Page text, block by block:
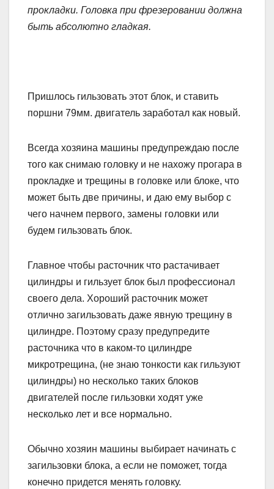
прокладки. Головка при фрезеровании должна
быть абсолютно гладкая.
Пришлось гильзовать этот блок, и ставить
поршни 79мм. двигатель заработал как новый.
Всегда хозяина машины предупреждаю после
того как снимаю головку и не нахожу прогара в
прокладке и трещины в головке или блоке, что
может быть две причины, и даю ему выбор с
чего начнем первого, замены головки или
будем гильзовать блок.
Главное чтобы расточник что растачивает
цилиндры и гильзует блок был профессионал
своего дела. Хороший расточник может
отлично загильзовать даже явную трещину в
цилиндре. Поэтому сразу предупредите
расточника что в каком-то цилиндре
микротрещина, (не знаю тонкости как гильзуют
цилиндры) но несколько таких блоков
двигателей после гильзовки ходят уже
несколько лет и все нормально.
Обычно хозяин машины выбирает начинать с
загильзовки блока, а если не поможет, тогда
конечно придется менять головку.